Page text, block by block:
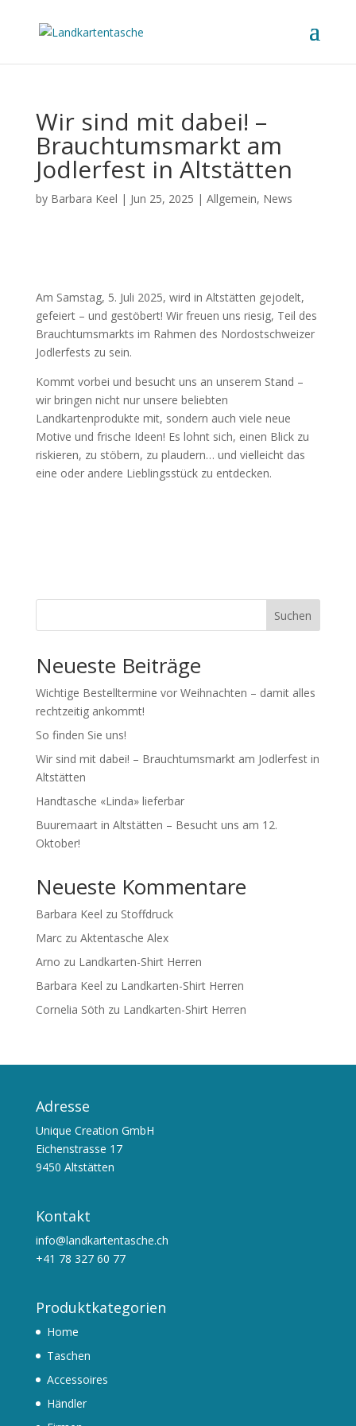
Wir sind mit dabei! –
Brauchtumsmarkt am
Jodlerfest in Altstätten
by Barbara Keel | Jun 25, 2025 | Allgemein, News
Am Samstag, 5. Juli 2025, wird in Altstätten gejodelt,
gefeiert – und gestöbert! Wir freuen uns riesig, Teil des
Brauchtumsmarkts im Rahmen des Nordostschweizer
Jodlerfests zu sein.
Kommt vorbei und besucht uns an unserem Stand –
wir bringen nicht nur unsere beliebten
Landkartenprodukte mit, sondern auch viele neue
Motive und frische Ideen! Es lohnt sich, einen Blick zu
riskieren, zu stöbern, zu plaudern… und vielleicht das
eine oder andere Lieblingsstück zu entdecken.
Suchen
Neueste Beiträge
Wichtige Bestelltermine vor Weihnachten – damit alles
rechtzeitig ankommt!
So finden Sie uns!
Wir sind mit dabei! – Brauchtumsmarkt am Jodlerfest in
Altstätten
Handtasche «Linda» lieferbar
Buuremaart in Altstätten – Besucht uns am 12.
Oktober!
Neueste Kommentare
Barbara Keel zu Stoffdruck
Marczu Aktentasche Alex
Arno zu Landkarten-Shirt Herren
Barbara Keel zu Landkarten-Shirt Herren
Cornelia Söth zu Landkarten-Shirt Herren
Adresse
Unique Creation GmbH
Eichenstrasse 17
9450 Altstätten
Kontakt
info@landkartentasche.ch
+41 78 327 60 77
Produktkategorien
Home
Taschen
Accessoires
Händler